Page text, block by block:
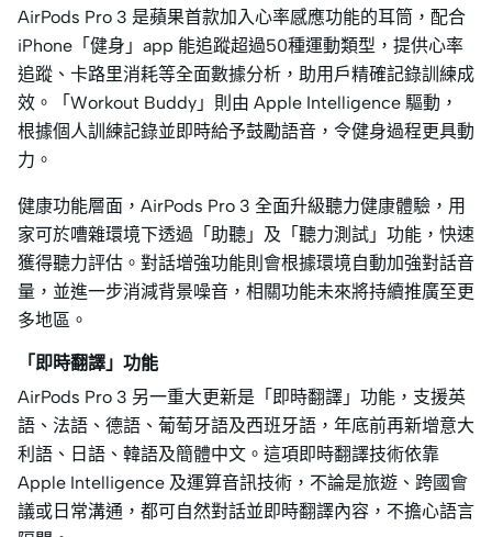
AirPods Pro 3 是蘋果首款加入心率感應功能的耳筒，配合
iPhone「健身」app 能追蹤超過50種運動類型，提供心率
追蹤、卡路里消耗等全面數據分析，助用戶精確記錄訓練成
效。「Workout Buddy」則由 Apple Intelligence 驅動，
根據個人訓練記錄並即時給予鼓勵語音，令健身過程更具動
力。
健康功能層面，AirPods Pro 3 全面升級聽力健康體驗，用
家可於嘈雜環境下透過「助聽」及「聽力測試」功能，快速
獲得聽力評估。對話增強功能則會根據環境自動加強對話音
量，並進一步消減背景噪音，相關功能未來將持續推廣至更
多地區。
「即時翻譯」功能
AirPods Pro 3 另一重大更新是「即時翻譯」功能，支援英
語、法語、德語、葡萄牙語及西班牙語，年底前再新增意大
利語、日語、韓語及簡體中文。這項即時翻譯技術依靠
Apple Intelligence 及運算音訊技術，不論是旅遊、跨國會
議或日常溝通，都可自然對話並即時翻譯內容，不擔心語言